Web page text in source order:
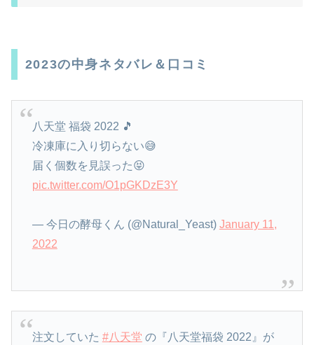
2023の中身ネタバレ＆口コミ
八天堂 福袋 2022 🎵
冷凍庫に入り切らない😅
届く個数を見誤った😝
pic.twitter.com/O1pGKDzE3Y
— 今日の酵母くん (@Natural_Yeast) January 11,
2022
注文していた #八天堂 の『八天堂福袋 2022』が